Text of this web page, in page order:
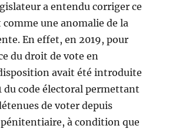
a entendu corriger ce
une anomalie de la
En effet, en 2019, pour
du droit de vote en
avait été introduite
du code électoral permettant
de voter depuis
à condition que